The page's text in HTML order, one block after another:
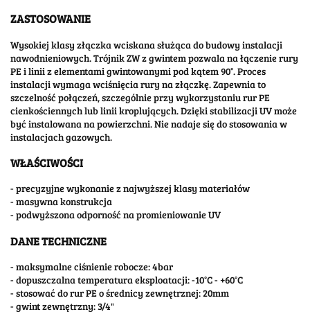
ZASTOSOWANIE
Wysokiej klasy złączka wciskana służąca do budowy instalacji
nawodnieniowych. Trójnik ZW z gwintem pozwala na łączenie rury
PE i linii z elementami gwintowanymi pod kątem 90°. Proces
instalacji wymaga wciśnięcia rury na złączkę. Zapewnia to
szczelność połączeń, szczególnie przy wykorzystaniu rur PE
cienkościennych lub linii kroplujących. Dzięki stabilizacji UV może
być instalowana na powierzchni. Nie nadaje się do stosowania w
instalacjach gazowych.
WŁAŚCIWOŚCI
- precyzyjne wykonanie z najwyższej klasy materiałów
- masywna konstrukcja
- podwyższona odporność na promieniowanie UV
DANE TECHNICZNE
- maksymalne ciśnienie robocze: 4bar
- dopuszczalna temperatura eksploatacji: -10°C - +60°C
- stosować do rur PE o średnicy zewnętrznej: 20mm
- gwint zewnętrzny: 3/4"